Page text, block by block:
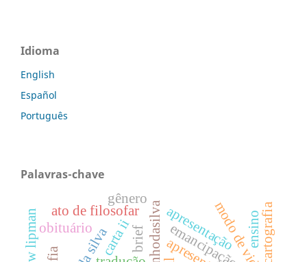
Idioma
English
Español
Português
Palavras-chave
apresentação
brief
carta ii
obituário modo de vida
ato de filosofar cartografia
gênero
emancipação ensino